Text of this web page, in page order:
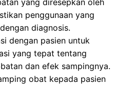
yang diresepkan oleh
penggunaan yang
diagnosis.
dengan pasien untuk
yang tepat tentang
dan efek sampingnya.
obat kepada pasien